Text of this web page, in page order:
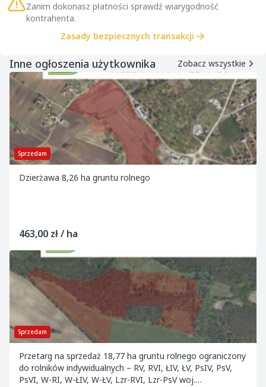
Zanim dokonasz płatności sprawdź wiarygodność
kontrahenta.
Zasady bezpiecznych transakcji
Inne ogłoszenia użytkownika Zobacz wszystkie
Sprzedam
Dzierżawa 8,26 ha gruntu rolnego
463,00 zł / ha
Sprzedam
Przetarg na sprzedaż 18,77 ha gruntu rolnego ograniczony
do rolników indywidualnych – RV, RVI, ŁIV, ŁV, PsIV, PsV,
PsVI, W-RI, W-ŁIV, W-ŁV, Lzr-RVI, Lzr-PsV woj.